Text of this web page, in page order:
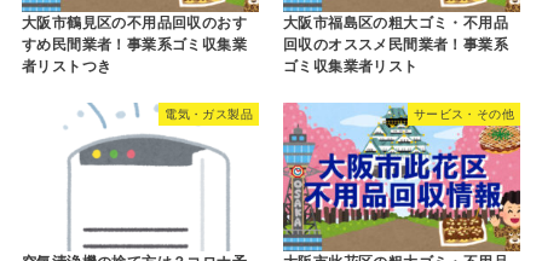
大阪市鶴見区の不用品回収のおす
すめ民間業者！事業系ゴミ収集業
者リストつき
大阪市福島区の粗大ゴミ・不用品
回収のオススメ民間業者！事業系
ゴミ収集業者リスト
電気・ガス製品 サービス・その他